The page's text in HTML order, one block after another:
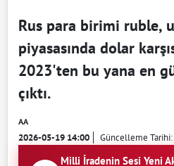
Rus para birimi ruble,
piyasasında dolar
2023'ten bu yana en
çıktı.
AA
2026-05-19 14:00 Güncelleme Tarihi:
Milli İradenin Sesi Yeni